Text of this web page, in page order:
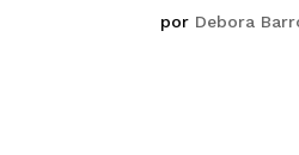
por Debora